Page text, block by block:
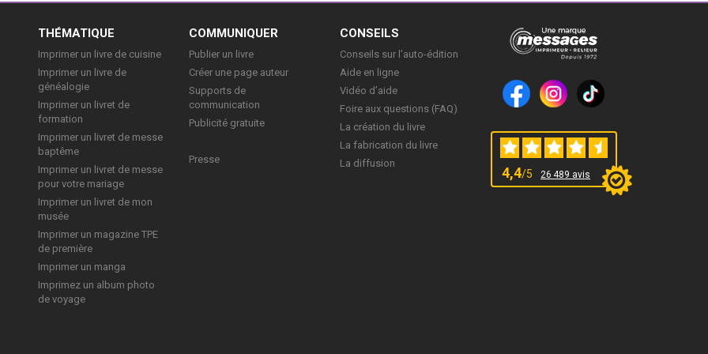
THÉMATIQUE
Imprimer un livre de cuisine
Imprimer un livre de
généalogie
Imprimer un livret de
formation
Imprimer un livret de messe
baptême
Imprimer un livret de messe
pour votre mariage
Imprimer un livret de mon
musée
Imprimer un magazine TPE
de première
Imprimer un manga
Imprimez un album photo
de voyage
COMMUNIQUER
Publier un livre
Créer une page auteur
Supports de
communication
Publicité gratuite
Presse
CONSEILS
Conseils sur l’auto-édition
Aide en ligne
Vidéo d’aide
Foire aux questions (FAQ)
La création du livre
La fabrication du livre
La diffusion
4,4/5 26 489 avis